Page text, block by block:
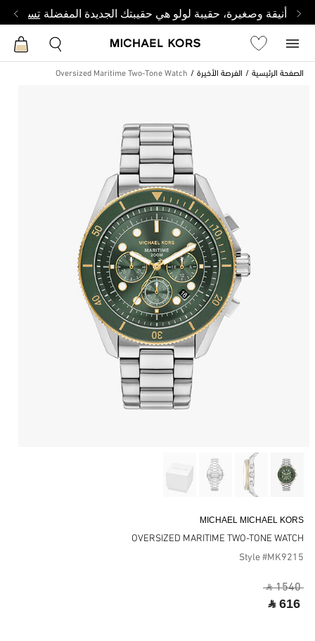
أنيقة وصغيرة، حقيبة لولو هي حقيبتك الجديدة المفضلة تسوق
الصفحة الرئيسية الفرصة الأخيرة Oversized Maritime Two-Tone Watch
MICHAEL MICHAEL KORS
OVERSIZED MARITIME TWO-TONE WATCH
Style #MK9215
‎ ⃁ 1540 ‎
‎ ⃁ 616 ‎